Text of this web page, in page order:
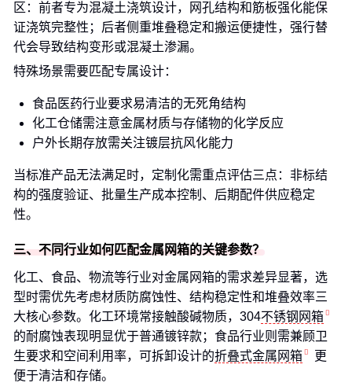
区：前者专为混凝土浇筑设计，网孔结构和筋板强化能保
证浇筑完整性；后者侧重堆叠稳定和搬运便捷性，强行替
代会导致结构变形或混凝土渗漏。
特殊场景需要匹配专属设计：
食品医药行业要求易清洁的无死角结构
化工仓储需注意金属材质与存储物的化学反应
户外长期存放需关注镀层抗风化能力
当标准产品无法满足时，定制化需重点评估三点：非标结
构的强度验证、批量生产成本控制、后期配件供应稳定
性。
三、不同行业如何匹配金属网箱的关键参数？
化工、食品、物流等行业对金属网箱的需求差异显著，选
型时需优先考虑材质防腐蚀性、结构稳定性和堆叠效率三
大核心参数。化工环境常接触酸碱物质，304不锈钢网箱
的耐腐蚀表现明显优于普通镀锌款；食品行业则需兼顾卫
生要求和空间利用率，可拆卸设计的折叠式金属网箱
更
便于清洁和存储。